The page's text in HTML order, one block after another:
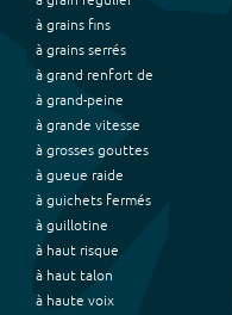
à grains fins
à grains serrés
à grand renfort de
à grand-peine
à grande vitesse
à grosses gouttes
à gueue raide
à guichets fermés
à guillotine
à haut risque
à haut talon
à haute voix